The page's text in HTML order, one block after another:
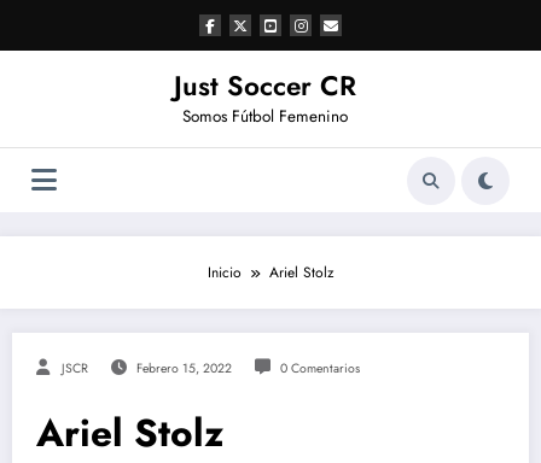
contenido
Just Soccer CR
Somos Fútbol Femenino
Inicio Ariel Stolz
JSCR Febrero 15, 2022 0 Comentarios
Ariel Stolz